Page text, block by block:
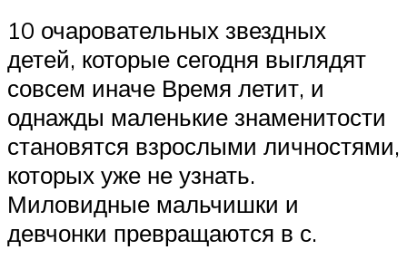
10 очаровательных звездных
детей, которые сегодня выглядят
совсем иначе Время летит, и
однажды маленькие знаменитости
становятся взрослыми личностями,
которых уже не узнать.
Миловидные мальчишки и
девчонки превращаются в с.